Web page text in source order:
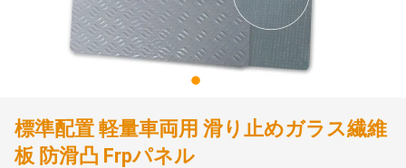
標準配置 軽量車両用 滑り止めガラス繊維
板 防滑凸 Frpパネル